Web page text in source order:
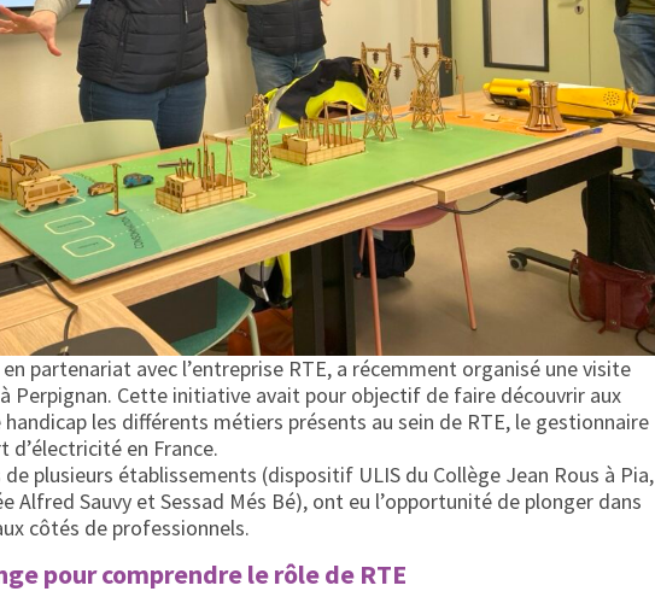
en partenariat avec l’entreprise RTE, a récemment organisé une visite
Perpignan. Cette initiative avait pour objectif de faire découvrir aux
les différents métiers présents au sein de RTE, le gestionnaire
d’électricité en France.
plusieurs établissements (dispositif ULIS du Collège Jean Rous à Pia,
Alfred Sauvy et Sessad Més Bé), ont eu l’opportunité de plonger dans
côtés de professionnels.
pour comprendre le rôle de RTE